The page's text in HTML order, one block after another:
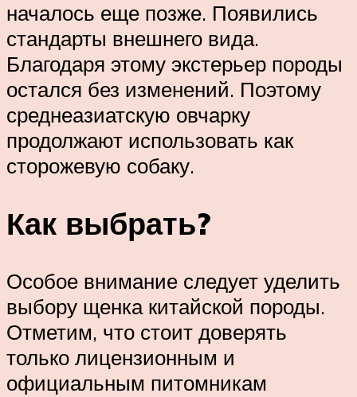
началось еще позже. Появились
стандарты внешнего вида.
Благодаря этому экстерьер породы
остался без изменений. Поэтому
среднеазиатскую овчарку
продолжают использовать как
сторожевую собаку.
Как выбрать?
Особое внимание следует уделить
выбору щенка китайской породы.
Отметим, что стоит доверять
только лицензионным и
официальным питомникам